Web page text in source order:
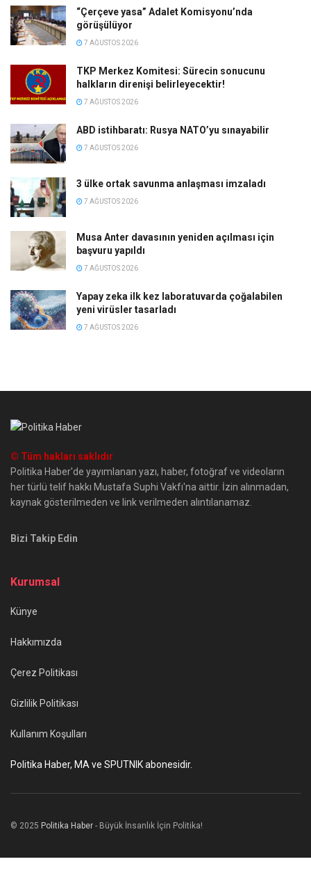
“Çerçeve yasa” Adalet Komisyonu’nda
görüşülüyor
7 AĞUSTOS 2026
TKP Merkez Komitesi: Sürecin sonucunu
halkların direnişi belirleyecektir!
7 AĞUSTOS 2026
ABD istihbaratı: Rusya NATO’yu sınayabilir
7 AĞUSTOS 2026
3 ülke ortak savunma anlaşması imzaladı
7 AĞUSTOS 2026
Musa Anter davasının yeniden açılması için
başvuru yapıldı
7 AĞUSTOS 2026
Yapay zeka ilk kez laboratuvarda çoğalabilen
yeni virüsler tasarladı
7 AĞUSTOS 2026
© Tüm hakları saklıdır
Politika Haber'de yayımlanan yazı, haber, fotoğraf ve videoların
her türlü telif hakkı Mustafa Suphi Vakfı'na aittir. İzin alınmadan,
kaynak gösterilmeden ve link verilmeden alıntılanamaz.
Bizi Takip Edin
Kurumsal
Künye
Hakkımızda
Çerez Politikası
Gizlilik Politikası
Kullanım Koşulları
Politika Haber, MA ve SPUTNIK abonesidir.
© 2025 Politika Haber - Büyük İnsanlık İçin Politika!